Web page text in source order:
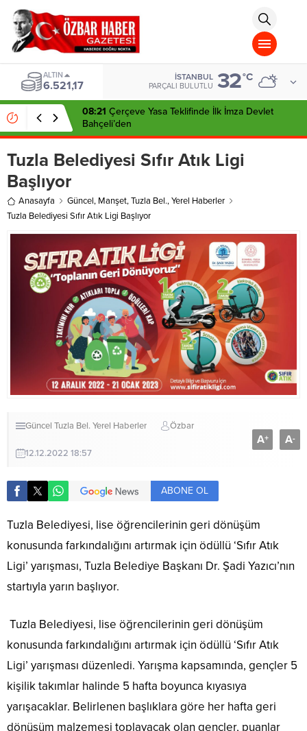
islami
chat
omegla
türk
sohbet
sohbet
dini
chat
ALTIN
6.521,17
İSTANBUL
PARÇALI BULUTLU 32°C
08:21 Çerçeve Yasa Teklifinde İlk İmza Devlet
Bahçeli’den
Tuzla Belediyesi Sıfır Atık Ligi
Başlıyor
Anasayfa Güncel, Manşet,Tuzla Bel.,Yerel Haberler
Tuzla Belediyesi Sıfır Atık Ligi Başlıyor
Güncel Tuzla Bel. Yerel Haberler Özbar
12.12.2022 18:57
A+ A-
ABONE OL
Tuzla Belediyesi, lise öğrencilerinin geri dönüşüm
konusunda farkındalığını artırmak için ödüllü ‘Sıfır Atık
Ligi’ yarışması, Tuzla Belediye Başkanı Dr. Şadi Yazıcı’nın
startıyla yarın başlıyor.
Tuzla Belediyesi, lise öğrencilerinin geri dönüşüm
konusunda farkındalığını artırmak için ödüllü ‘Sıfır Atık
Ligi’ yarışması düzenledi. Yarışma kapsamında, gençler 5
kişilik takımlar halinde 5 hafta boyunca kıyasıya
yarışacaklar. Belirlenen başlıklara göre her hafta geri
dönüşüm malzemesi toplayacak olan gençler, puanlar